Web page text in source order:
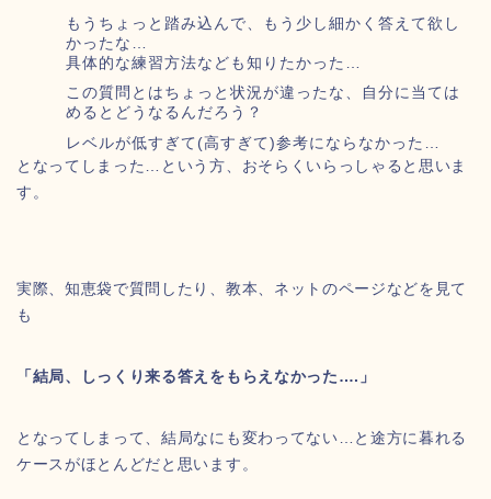
もうちょっと踏み込んで、もう少し細かく答えて欲し
かったな…
具体的な練習方法なども知りたかった…
この質問とはちょっと状況が違ったな、自分に当ては
めるとどうなるんだろう？
レベルが低すぎて(高すぎて)参考にならなかった…
となってしまった…という方、おそらくいらっしゃると思いま
す。
実際、知恵袋で質問したり、教本、ネットのページなどを見て
も
「結局、しっくり来る答えをもらえなかった….」
となってしまって、結局なにも変わってない…と途方に暮れる
ケースがほとんどだと思います。